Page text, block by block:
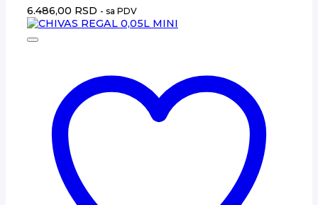
6.486,00 RSD - sa PDV